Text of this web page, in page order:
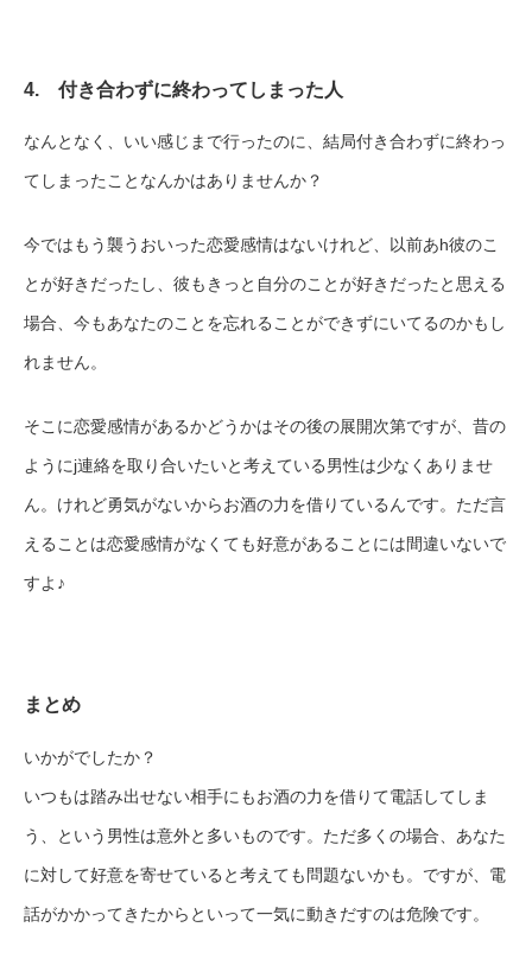
4. 付き合わずに終わってしまった人
なんとなく、いい感じまで行ったのに、結局付き合わずに終わっ
てしまったことなんかはありませんか？
今ではもう襲うおいった恋愛感情はないけれど、以前あh彼のこ
とが好きだったし、彼もきっと自分のことが好きだったと思える
場合、今もあなたのことを忘れることができずにいてるのかもし
れません。
そこに恋愛感情があるかどうかはその後の展開次第ですが、昔の
ようにj連絡を取り合いたいと考えている男性は少なくありませ
ん。けれど勇気がないからお酒の力を借りているんです。ただ言
えることは恋愛感情がなくても好意があることには間違いないで
すよ♪
まとめ
いかがでしたか？
いつもは踏み出せない相手にもお酒の力を借りて電話してしま
う、という男性は意外と多いものです。ただ多くの場合、あなた
に対して好意を寄せていると考えても問題ないかも。ですが、電
話がかかってきたからといって一気に動きだすのは危険です。